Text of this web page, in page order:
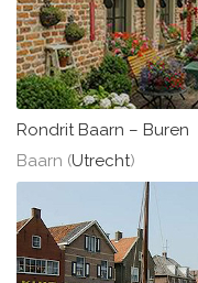
Rondrit Baarn – Buren
Baarn (Utrecht)